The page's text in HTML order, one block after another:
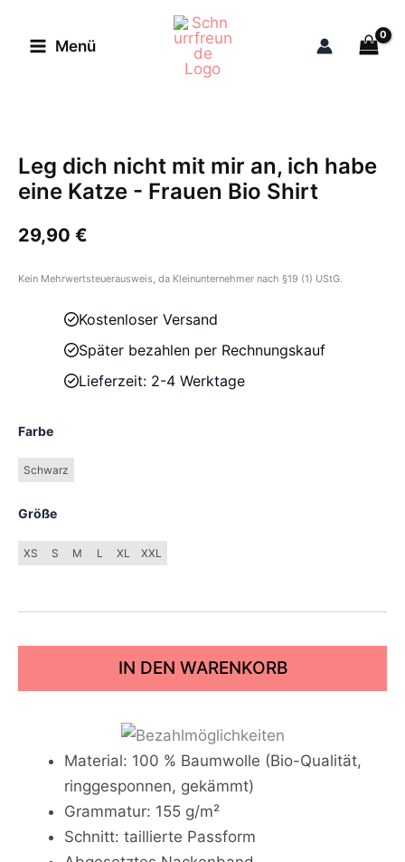
Inhalt
Menü
Leg dich nicht mit mir an, ich habe
eine Katze - Frauen Bio Shirt
29,90 €
Kein Mehrwertsteuerausweis, da Kleinunternehmer nach §19 (1) UStG.
Kostenloser Versand
Später bezahlen per Rechnungskauf
Lieferzeit: 2-4 Werktage
Farbe
Schwarz
Größe
XS S M L XL XXL
IN DEN WARENKORB
Material: 100 % Baumwolle (Bio-Qualität,
ringgesponnen, gekämmt)
Grammatur: 155 g/m²
Schnitt: taillierte Passform